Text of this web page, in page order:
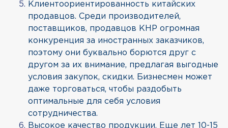
Клиентоориентированность китайских
продавцов. Среди производителей,
поставщиков, продавцов КНР огромная
конкуренция за иностранных заказчиков,
поэтому они буквально борются друг с
другом за их внимание, предлагая выгодные
условия закупок, скидки. Бизнесмен может
даже торговаться, чтобы раздобыть
оптимальные для себя условия
сотрудничества.
Высокое качество продукции. Еще лет 10-15